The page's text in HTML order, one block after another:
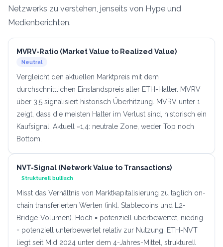
Netzwerks zu verstehen, jenseits von Hype und
Medienberichten.
MVRV-Ratio (Market Value to Realized Value)
Neutral
Vergleicht den aktuellen Marktpreis mit dem
durchschnittlichen Einstandspreis aller ETH-Halter. MVRV
über 3,5 signalisiert historisch Überhitzung. MVRV unter 1
zeigt, dass die meisten Halter im Verlust sind, historisch ein
Kaufsignal. Aktuell ~1,4: neutrale Zone, weder Top noch
Bottom.
NVT-Signal (Network Value to Transactions)
Strukturell bullisch
Misst das Verhältnis von Marktkapitalisierung zu täglich on-
chain transferierten Werten (inkl. Stablecoins und L2-
Bridge-Volumen). Hoch = potenziell überbewertet, niedrig
= potenziell unterbewertet relativ zur Nutzung. ETH-NVT
liegt seit Mid 2024 unter dem 4-Jahres-Mittel, strukturell